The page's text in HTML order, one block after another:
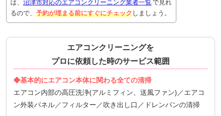
は、 沼津市対応のエアコンクリーニング業者一覧 で見れ
るので、 予約が埋まる前にすぐにチェックしましょう。
エアコンクリーニングを
プロに依頼した時のサービス範囲
◆基本的にエアコン本体に関わる全ての清掃
エアコン内部の高圧洗浄(アルミフィン、送風ファン)／エアコ
ン外装パネル／フィルター／吹き出し口／ドレンパンの清掃